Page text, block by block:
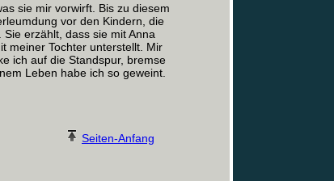
sie mir vorwirft. Bis zu diesem
vor den Kindern, die
erzählt, dass sie mit Anna
meiner Tochter unterstellt. Mir
ich auf die Standspur, bremse
Leben habe ich so geweint.
Seiten-Anfang